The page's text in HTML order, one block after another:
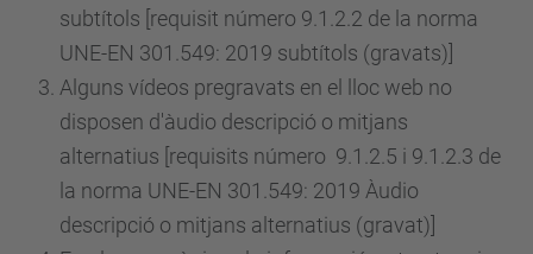
subtítols [requisit número 9.1.2.2 de la norma
UNE-EN 301.549: 2019 subtítols (gravats)]
Alguns vídeos pregravats en el lloc web no
disposen d'àudio descripció o mitjans
alternatius [requisits número 9.1.2.5 i 9.1.2.3 de
la norma UNE-EN 301.549: 2019 Àudio
descripció o mitjans alternatius (gravat)]